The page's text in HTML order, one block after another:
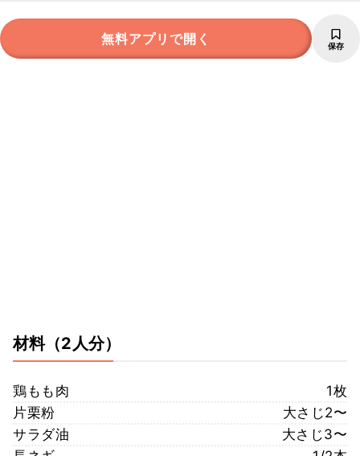
無料アプリで開く 保存
材料（2人分）
鶏もも肉
1枚
片栗粉
大さじ2〜
サラダ油
大さじ3〜